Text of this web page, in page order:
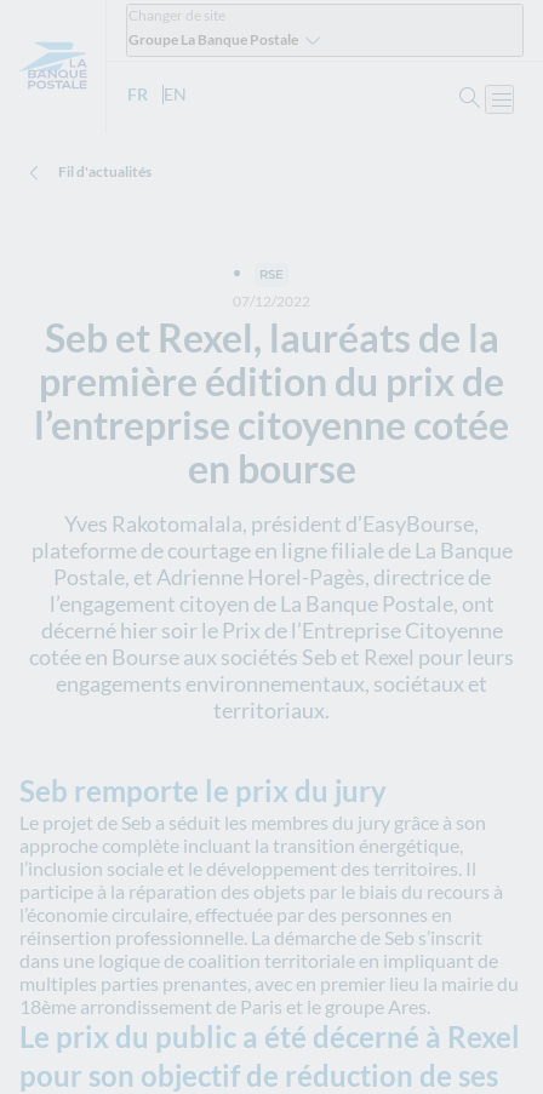
Changer de site
Groupe La Banque Postale
FR - Version française
EN
Fil d'actualités
Seb et Rexel, lauréats de la
première édition du prix de
l’entreprise citoyenne cotée
en bourse
07/12/2022
RSE
Yves Rakotomalala, président d’EasyBourse,
plateforme de courtage en ligne filiale de La Banque
Postale, et Adrienne Horel-Pagès, directrice de
l’engagement citoyen de La Banque Postale, ont
décerné hier soir le Prix de l’Entreprise Citoyenne
cotée en Bourse aux sociétés Seb et Rexel pour leurs
engagements environnementaux, sociétaux et
territoriaux.
Seb remporte le prix du jury
Le projet de Seb a séduit les membres du jury grâce à son
approche complète incluant la transition énergétique,
l’inclusion sociale et le développement des territoires. Il
participe à la réparation des objets par le biais du recours à
l’économie circulaire, effectuée par des personnes en
réinsertion professionnelle. La démarche de Seb s’inscrit
dans une logique de coalition territoriale en impliquant de
multiples parties prenantes, avec en premier lieu la mairie du
18ème arrondissement de Paris et le groupe Ares.
Le prix du public a été décerné à Rexel
pour son objectif de réduction de ses